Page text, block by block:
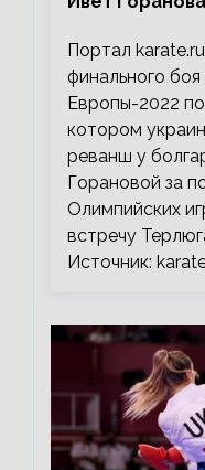
Портал
финального
Европы-2022
котором
реванш у
Горановой за
Олимпийских
встречу
Источник: